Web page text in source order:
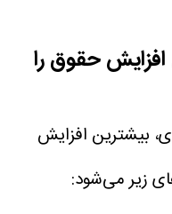
حقوق را
بیشترین افزایش
زیر می‌شود: